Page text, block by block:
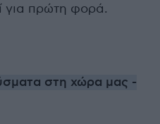
για πρώτη φορά.
στη χώρα μας -